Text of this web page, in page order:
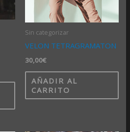
Sin categorizar
VELON TETRAGRAMATON
30,00€
AÑADIR AL
CARRITO